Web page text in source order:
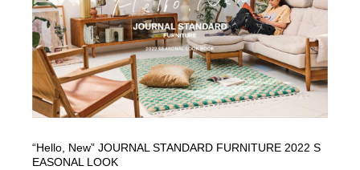
“Hello, New” JOURNAL STANDARD FURNITURE 2022 S
EASONAL LOOK